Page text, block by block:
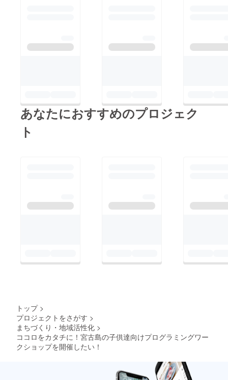
あなたにおすすめのプロジェク
ト
トップ >
プロジェクトをさがす >
まちづくり・地域活性化 >
ココロをカタチに！宮古島の子供達向けプログラミングワー
クショップを開催したい！